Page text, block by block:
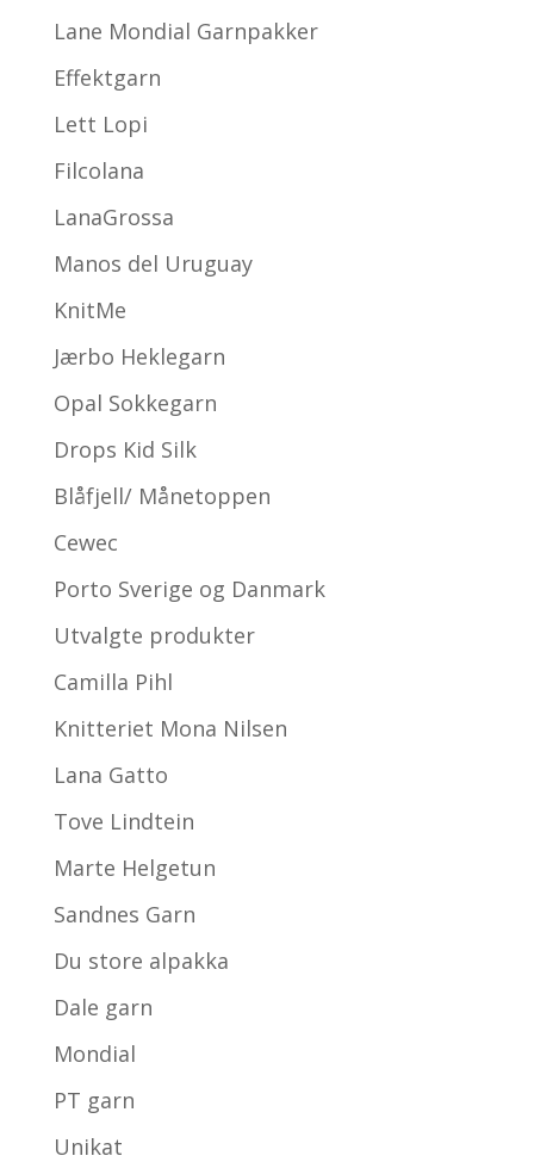
Lane Mondial Garnpakker
Effektgarn
Lett Lopi
Filcolana
LanaGrossa
Manos del Uruguay
KnitMe
Jærbo Heklegarn
Opal Sokkegarn
Drops Kid Silk
Blåfjell/ Månetoppen
Cewec
Porto Sverige og Danmark
Utvalgte produkter
Camilla Pihl
Knitteriet Mona Nilsen
Lana Gatto
Tove Lindtein
Marte Helgetun
Sandnes Garn
Du store alpakka
Dale garn
Mondial
PT garn
Unikat